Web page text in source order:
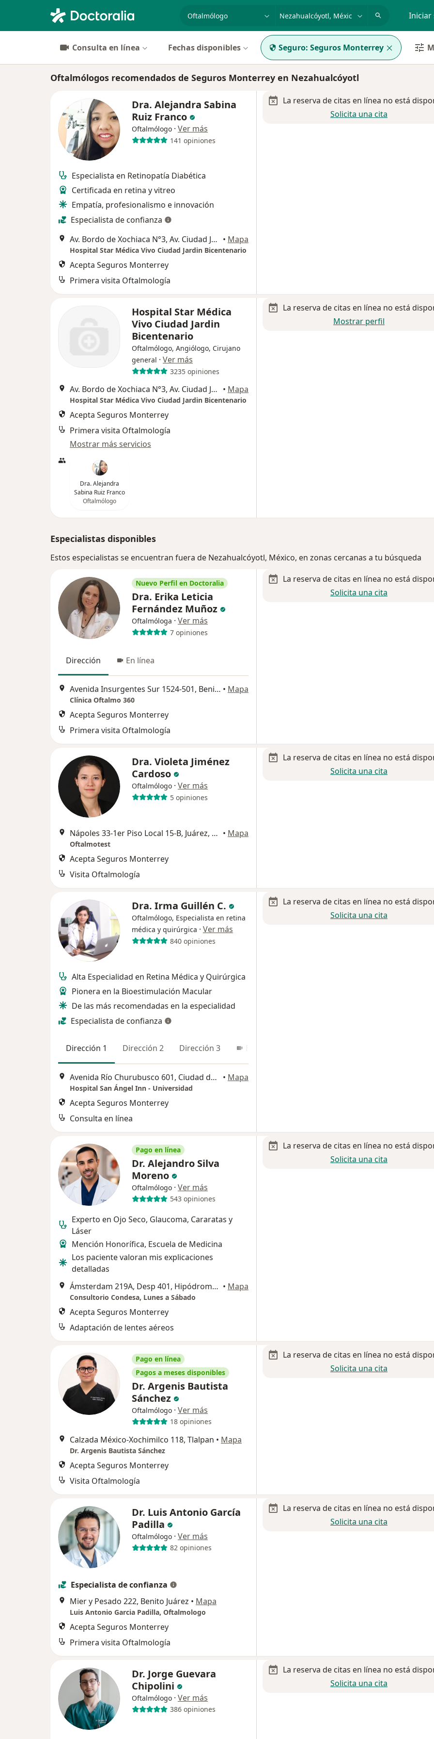
especialidad, enfermedad o nombre
p. ej. Guadalajara Iniciar
Consulta en línea Fechas disponibles Seguro: Seguros Monterrey
Oftalmólogos recomendados de Seguros Monterrey en Nezahualcóyotl
Dra. Alejandra Sabina
Ruiz Franco
Oftalmólogo · Ver más
141 opiniones
Especialista en Retinopatía Diabética
Certificada en retina y vitreo
Empatía, profesionalismo e innovación
Especialista de confianza
Av. Bordo de Xochiaca N°3, Av. Ciudad Jdn. 2B, Bicentenario, 57205 Nezahualcóyotl, Méx., Nezahualcóyotl • Mapa
Hospital Star Médica Vivo Ciudad Jardin Bicentenario
Acepta Seguros Monterrey
Primera visita Oftalmología
La reserva de citas en línea no está
Solicita una cita
Hospital Star Médica
Vivo Ciudad Jardin
Bicentenario
Oftalmólogo, Angiólogo, Cirujano
general · Ver más
3235 opiniones
Av. Bordo de Xochiaca N°3, Av. Ciudad Jdn. 2B, Bicentenario, 57205 Nezahualcóyotl, Méx., Nezahualcóyotl • Mapa
Hospital Star Médica Vivo Ciudad Jardin Bicentenario
Acepta Seguros Monterrey
Primera visita Oftalmología
Mostrar más servicios
Dra. Alejandra
Sabina Ruiz Franco
Oftalmólogo
La reserva de citas en línea no está
Mostrar perfil
Especialistas disponibles
Estos especialistas se encuentran fuera de Nezahualcóyotl, México, en zonas cercanas a tu búsqueda
Nuevo Perfil en Doctoralia
Dra. Erika Leticia
Fernández Muñoz
Oftalmóloga · Ver más
7 opiniones
Dirección En línea
Avenida Insurgentes Sur 1524-501, Benito Juárez • Mapa
Clínica Oftalmo 360
Acepta Seguros Monterrey
Primera visita Oftalmología
La reserva de citas en línea no está
Solicita una cita
Dra. Violeta Jiménez
Cardoso
Oftalmólogo · Ver más
5 opiniones
Nápoles 33-1er Piso Local 15-B, Juárez, Cuauhtémoc • Mapa
Oftalmotest
Acepta Seguros Monterrey
Visita Oftalmología
La reserva de citas en línea no está
Solicita una cita
Dra. Irma Guillén C.
Oftalmólogo, Especialista en retina
médica y quirúrgica · Ver más
840 opiniones
Alta Especialidad en Retina Médica y Quirúrgica
Pionera en la Bioestimulación Macular
De las más recomendadas en la especialidad
Especialista de confianza
Dirección 1 Dirección 2 Dirección 3
Avenida Río Churubusco 601, Ciudad de México • Mapa
Hospital San Ángel Inn - Universidad
Acepta Seguros Monterrey
Consulta en línea
La reserva de citas en línea no está
Solicita una cita
Pago en línea
Dr. Alejandro Silva
Moreno
Oftalmólogo · Ver más
543 opiniones
Experto en Ojo Seco, Glaucoma, Cararatas y
Láser
Mención Honorífica, Escuela de Medicina
Los paciente valoran mis explicaciones
detalladas
Ámsterdam 219A, Desp 401, Hipódromo, CDMX, Ciudad de México • Mapa
Consultorio Condesa, Lunes a Sábado
Acepta Seguros Monterrey
Adaptación de lentes aéreos
La reserva de citas en línea no está
Solicita una cita
Pago en línea
Pagos a meses disponibles
Dr. Argenis Bautista
Sánchez
Oftalmólogo · Ver más
18 opiniones
Calzada México-Xochimilco 118, Tlalpan • Mapa
Dr. Argenis Bautista Sánchez
Acepta Seguros Monterrey
Visita Oftalmología
La reserva de citas en línea no está
Solicita una cita
Dr. Luis Antonio García
Padilla
Oftalmólogo · Ver más
82 opiniones
Especialista de confianza
Mier y Pesado 222, Benito Juárez • Mapa
Luis Antonio Garcia Padilla, Oftalmologo
Acepta Seguros Monterrey
Primera visita Oftalmología
La reserva de citas en línea no está
Solicita una cita
Dr. Jorge Guevara
Chipolini
Oftalmólogo · Ver más
386 opiniones
La reserva de citas en línea no está
Solicita una cita